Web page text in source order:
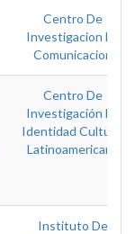
Centro De
Investigacion En
Comunicacion
Centro De
Investigación En
Identidad Cultural
Latinoamericana
Instituto De